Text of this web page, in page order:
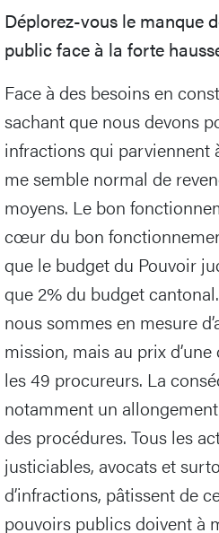
Déplorez-vous le manque
public face à la forte
Face à des besoins en
sachant que nous devons
infractions qui parviennent
me semble normal de
moyens. Le bon
cœur du bon
que le budget du Pouvoir
que 2% du budget
nous sommes en mesure
mission, mais au prix
les 49 procureurs. La
notamment un
des procédures. Tous les
justiciables, avocats et
d’infractions, pâtissent de
pouvoirs publics doivent à